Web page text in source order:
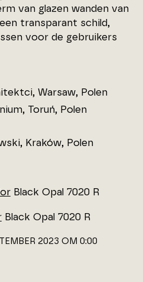
van glazen wanden van
transparant schild,
voor de gebruikers
Warsaw, Polen
Toruń, Polen
Kraków, Polen
Black Opal 7020 R
Black Opal 7020 R
2023 OM 0:00